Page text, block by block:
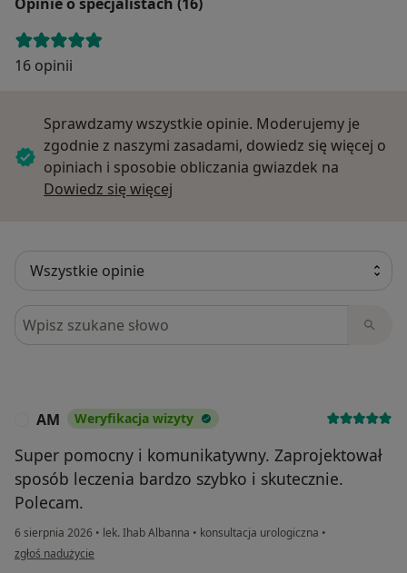
16 opinii
Sprawdzamy wszystkie opinie. Moderujemy je
zgodnie z naszymi zasadami, dowiedz się więcej o
opiniach i sposobie obliczania gwiazdek na
Dowiedz się więcej
Szukaj w opiniach
AM Weryfikacja wizyty
Super pomocny i komunikatywny. Zaprojektował
sposób leczenia bardzo szybko i skutecznie.
Polecam.
6 sierpnia 2026 • lek. Ihab Albanna • konsultacja urologiczna •
w opinii użytkownika AM
zgłoś nadużycie